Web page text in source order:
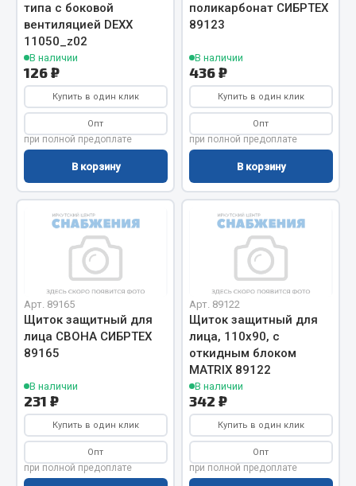
Инструмент
Автомобильный инструмент
Измерительный инструмент
Крепежный инструмент
Режущий инструмент
Слесарный инструмент
Столярный инструмент
Показать ещё
Весь раздел
Цепи подъёмные
РТИ
Кольца уплотнительные
Лента конвейерная
типа с боковой
вентиляцией DEXX
11050_z02
В наличии
126 ₽
Купить в один клик
Опт
при полной предоплате
В корзину
поликарбонат СИБРТЕХ
89123
В наличии
436 ₽
Купить в один клик
Опт
при полной предоплате
В корзину
Арт. 89165
Щиток защитный для
лица СВОНА СИБРТЕХ
89165
В наличии
231 ₽
Купить в один клик
Опт
при полной предоплате
Арт. 89122
Щиток защитный для
лица, 110х90, с
откидным блоком
MATRIX 89122
В наличии
342 ₽
Купить в один клик
Опт
при полной предоплате